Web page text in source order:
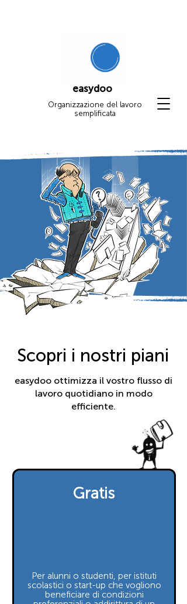
easydoo
Organizzazione del lavoro
semplificata
Scopri i nostri piani
easydoo ottimizza il vostro flusso di
lavoro quotidiano in modo
efficiente.
Gratis
Per alunni o studenti, per istituti
scolastici o start-up che vogliono
beneficiare di condizioni